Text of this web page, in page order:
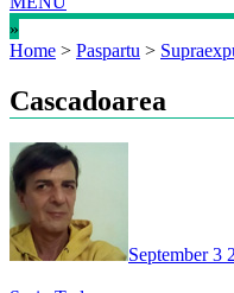
»
Home > Paspartu >
Cascadoarea
September 3